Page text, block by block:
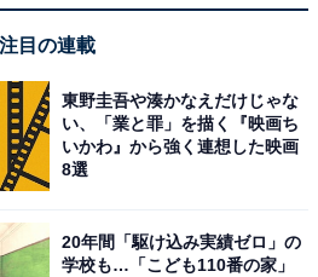
t.co/Voi0451VDi
https://t.co/So5EdoPXVd
https://t.co/5vRYtjxMT0
nBhq7X5MWF
放送『サンドウィッチマン
29, 2023
注目の連載
東野圭吾や湊かなえだけじゃな
い、「業と罪」を描く『映画ち
いかわ』から強く連想した映画
8選
20年間「駆け込み実績ゼロ」の
学校も…「こども110番の家」